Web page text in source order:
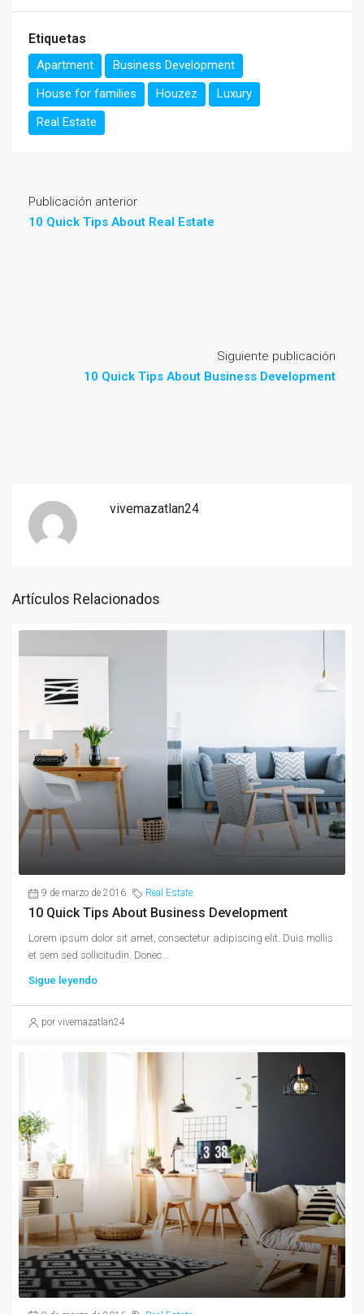
Etiquetas
Apartment
Business Development
House for families
Houzez
Luxury
Real Estate
Publicación anterior
10 Quick Tips About Real Estate
Siguiente publicación
10 Quick Tips About Business Development
vivemazatlan24
Artículos Relacionados
9 de marzo de 2016 Real Estate
10 Quick Tips About Business Development
Lorem ipsum dolor sit amet, consectetur adipiscing elit. Duis mollis
et sem sed sollicitudin. Donec...
Sigue leyendo
por vivemazatlan24